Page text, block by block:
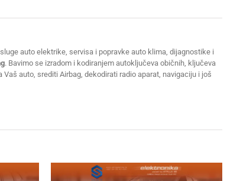
auto elektrike, servisa i popravke auto klima, dijagnostike i
. Bavimo se izradom i kodiranjem autoključeva običnih, ključeva
auto, srediti Airbag, dekodirati radio aparat, navigaciju i još